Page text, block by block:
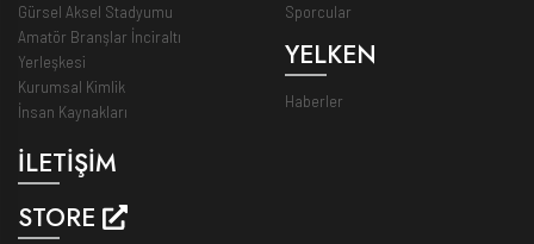
Gürsel Aksel Stadyumu
Amatör Branşlar İnciraltı
Yerleşkesi
Kurumsal Kimlik
İnsan Kaynakları
İLETİŞİM
STORE
Sporcular
YELKEN
Haberler